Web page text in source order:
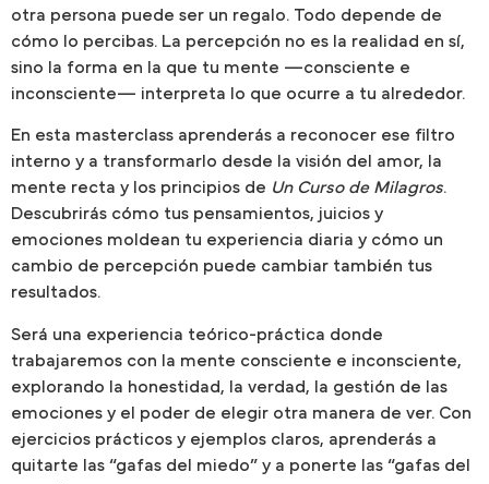
otra persona puede ser un regalo. Todo depende de
cómo lo percibas. La percepción no es la realidad en sí,
sino la forma en la que tu mente —consciente e
inconsciente— interpreta lo que ocurre a tu alrededor.
En esta masterclass aprenderás a reconocer ese filtro
interno y a transformarlo desde la visión del amor, la
mente recta y los principios de Un Curso de Milagros.
Descubrirás cómo tus pensamientos, juicios y
emociones moldean tu experiencia diaria y cómo un
cambio de percepción puede cambiar también tus
resultados.
Será una experiencia teórico-práctica donde
trabajaremos con la mente consciente e inconsciente,
explorando la honestidad, la verdad, la gestión de las
emociones y el poder de elegir otra manera de ver. Con
ejercicios prácticos y ejemplos claros, aprenderás a
quitarte las “gafas del miedo” y a ponerte las “gafas del